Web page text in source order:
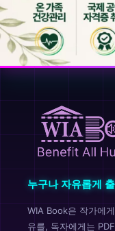
누구나 자유롭게
WIA Book은 작가에
유를, 독자에게는